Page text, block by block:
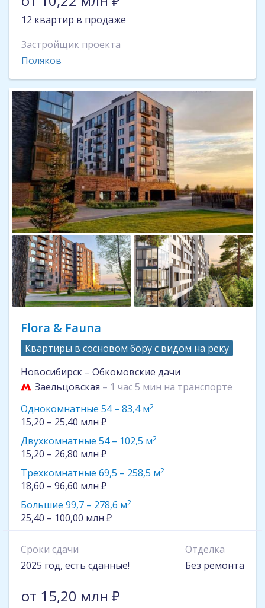
12 квартир в продаже
Застройщик проекта
Поляков
Flora & Fauna
Квартиры в сосновом бору с видом на реку
Новосибирск – Обкомовские дачи
Заельцовская – 1 час 5 мин на транспорте
Однокомнатные 54 – 83,4 м2
15,20 – 25,40 млн ₽
Двухкомнатные 54 – 102,5 м2
15,20 – 26,80 млн ₽
Трехкомнатные 69,5 – 258,5 м2
18,60 – 96,60 млн ₽
Большие 99,7 – 278,6 м2
25,40 – 100,00 млн ₽
Сроки сдачи
2025 год, есть сданные!
Отделка
Без ремонта
от 15,20 млн ₽